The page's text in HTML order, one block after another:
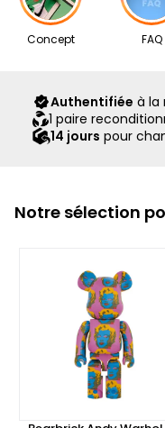
Nos articles
revendeurs
scellé Second Step
expédiés par notre
Concept FAQ
Authentifiée à la
1 paire
14 jours pour
Notre sélection